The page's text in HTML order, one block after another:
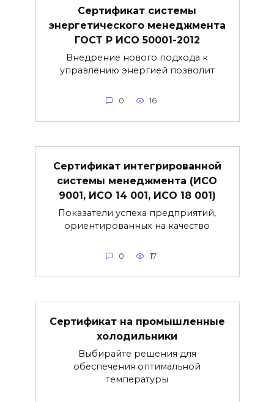
Сертификат системы
энергетического менеджмента
ГОСТ Р ИСО 50001-2012
Внедрение нового подхода к
управлению энергией позволит
0 16
Сертификат интегрированной
системы менеджмента (ИСО
9001, ИСО 14 001, ИСО 18 001)
Показатели успеха предприятий,
ориентированных на качество
0 17
Сертификат на промышленные
холодильники
Выбирайте решения для
обеспечения оптимальной
температуры